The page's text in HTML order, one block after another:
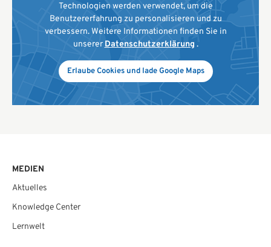
Technologien werden verwendet, um die
Benutzererfahrung zu personalisieren und zu
verbessern. Weitere Informationen finden Sie in
unserer Datenschutzerklärung .
Erlaube Cookies und lade Google Maps
MEDIEN
Aktuelles
Knowledge Center
Lernwelt